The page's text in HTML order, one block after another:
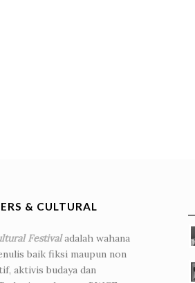
& CULTURAL
Festivaladalah wahana
baik fiksi maupun non
aktivis budaya dan